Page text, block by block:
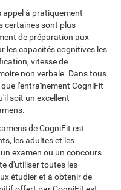
à pratiquement
certaines sont plus
de préparation aux
les capacités cognitives les
vitesse de
non verbale. Dans tous
l'entraînement CogniFit
soit un excellent
de CogniFit est
les adultes et les
examen ou un concours
d'utiliser toutes les
étudier et à obtenir de